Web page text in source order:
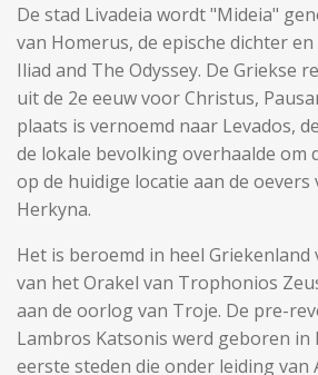
De stad Livadeia wordt "Mideia"
van Homerus, de epische dichter
Iliad and The Odyssey. De Griekse
uit de 2e eeuw voor Christus,
plaats is vernoemd naar Levados,
de lokale bevolking overhaalde om
op de huidige locatie aan de oevers
Herkyna.
Het is beroemd in heel
van het Orakel van Trophonios
aan de oorlog van Troje. De pre-
Lambros Katsonis werd geboren in
eerste steden die onder leiding van